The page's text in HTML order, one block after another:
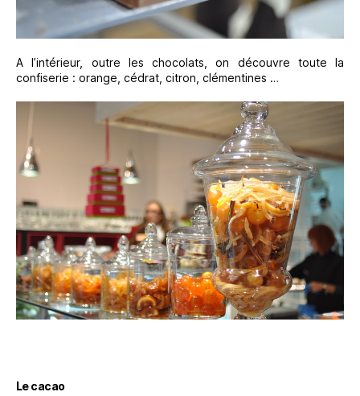
A l’intérieur, outre les chocolats, on découvre toute la
confiserie : orange, cédrat, citron, clémentines …
Le cacao